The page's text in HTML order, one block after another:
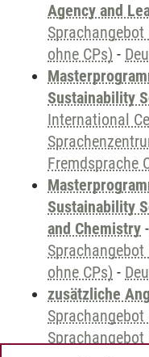
Agency and
ohne CPs) -
Sustainability
International
Fremdsprache
Sustainability
and Chemistry -
ohne CPs) -
zusätzliche